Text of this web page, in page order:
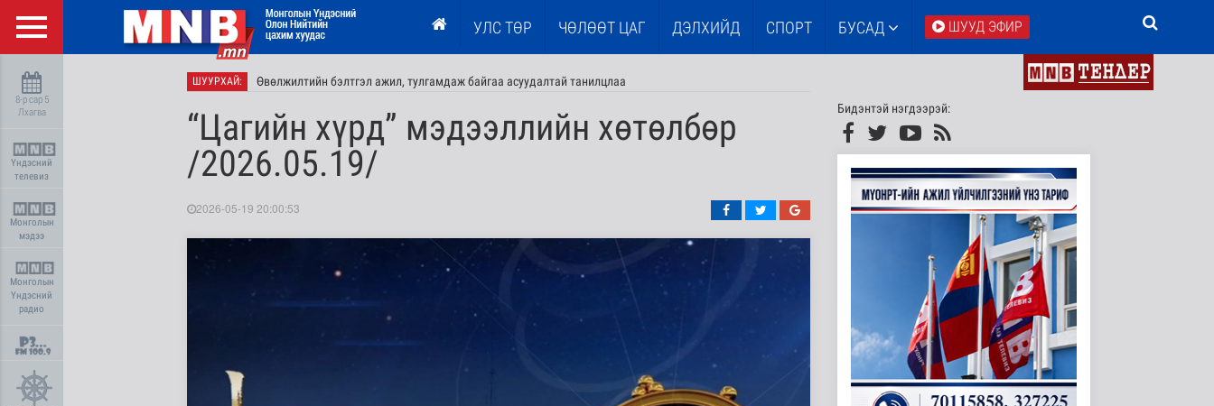
УЛС ТӨР ЧӨЛӨӨТ ЦАГ ДЭЛХИЙД СПОРТ БУСАД ШУУД ЭФИР
8-р сар 5
Лхагва
Үндэсний
телевиз
Монголын
мэдээ
Монголын
Үндэсний
радио
ШУУРХАЙ: Өвөлжилтийн бэлтгэл ажил, тулгамдаж байгаа асуудалтай танилцлаа
“Цагийн хүрд” мэдээллийн хөтөлбөр
/2026.05.19/
2026-05-19 20:00:53
Бидэнтэй нэгдээрэй: